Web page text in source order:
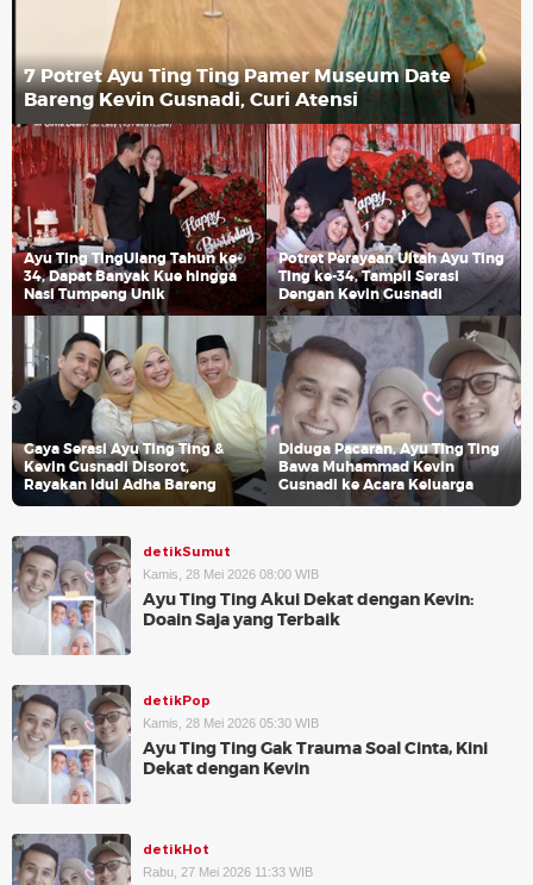
7 Potret Ayu Ting Ting Pamer Museum Date
Bareng Kevin Gusnadi, Curi Atensi
Ayu Ting TingUlang Tahun ke-
34, Dapat Banyak Kue hingga
Nasi Tumpeng Unik
Potret Perayaan Ultah Ayu Ting
Ting ke-34, Tampil Serasi
Dengan Kevin Gusnadi
Gaya Serasi Ayu Ting Ting &
Kevin Gusnadi Disorot,
Rayakan Idul Adha Bareng
Diduga Pacaran, Ayu Ting Ting
Bawa Muhammad Kevin
Gusnadi ke Acara Keluarga
detikSumut
Kamis, 28 Mei 2026 08:00 WIB
Ayu Ting Ting Akui Dekat dengan Kevin:
Doain Saja yang Terbaik
detikPop
Kamis, 28 Mei 2026 05:30 WIB
Ayu Ting Ting Gak Trauma Soal Cinta, Kini
Dekat dengan Kevin
detikHot
Rabu, 27 Mei 2026 11:33 WIB